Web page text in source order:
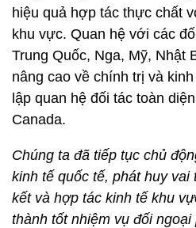
hiệu quả hợp tác thực chất
khu vực. Quan hệ với các
Trung Quốc, Nga, Mỹ, Nhật
nâng cao về chính trị và
lập quan hệ đối tác toàn
Canada.
Chúng ta đã tiếp tục chủ
kinh tế quốc tế, phát huy vai
kết và hợp tác kinh tế khu
thành tốt nhiệm vụ đối ngoại